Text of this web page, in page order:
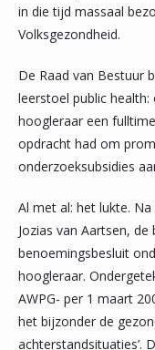
in die tijd massaal
Volksgezondheid.
De Raad van Bestuur
leerstoel public
hoogleraar een
opdracht had om
onderzoeksubsidies
Al met al: het lukte.
Jozias van Aartsen,
benoemingsbesluit
hoogleraar.
AWPG- per 1 maart
het bijzonder de
achterstandsituaties’.